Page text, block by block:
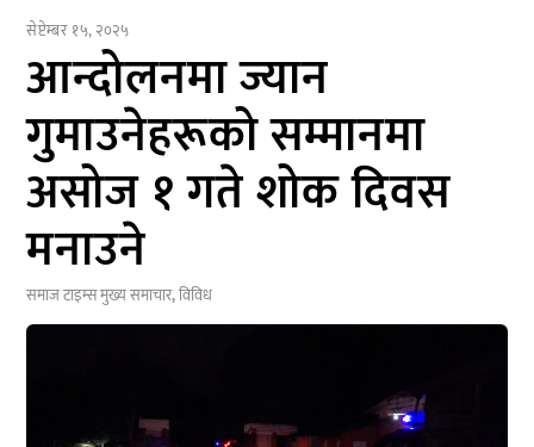
सेप्टेम्बर १५, २०२५
आन्दोलनमा ज्यान
गुमाउनेहरूको सम्मानमा
असोज १ गते शोक दिवस
मनाउने
समाज टाइम्समुख्य समाचार,विविध